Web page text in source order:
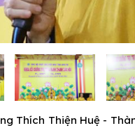
Thích Thiện Huệ -